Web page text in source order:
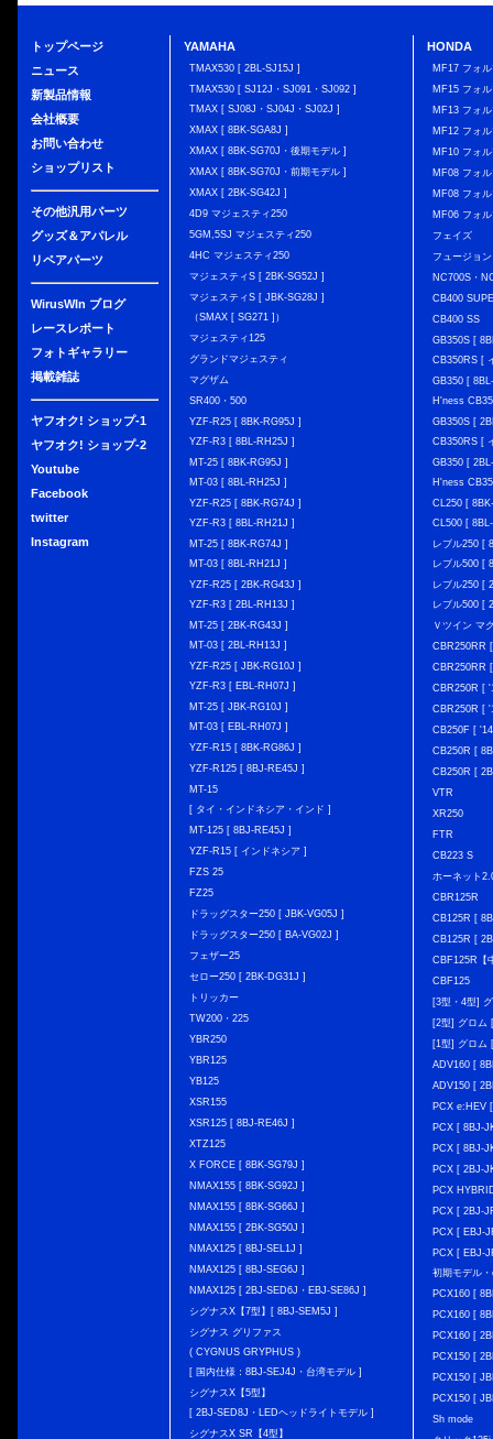
トップページ
ニュース
新製品情報
会社概要
お問い合わせ
ショップリスト
その他汎用パーツ
グッズ＆アパレル
リペアパーツ
WirusWIn ブログ
レースレポート
フォトギャラリー
掲載雑誌
ヤフオク! ショップ-1
ヤフオク! ショップ-2
Youtube
Facebook
twitter
Instagram
YAMAHA
TMAX530 [ 2BL-SJ15J ]
TMAX530 [ SJ12J・SJ091・SJ092 ]
TMAX [ SJ08J・SJ04J・SJ02J ]
XMAX [ 8BK-SGA8J ]
XMAX [ 8BK-SG70J・後期モデル ]
XMAX [ 8BK-SG70J・前期モデル ]
XMAX [ 2BK-SG42J ]
4D9 マジェスティ250
5GM,5SJ マジェスティ250
4HC マジェスティ250
マジェスティS [ 2BK-SG52J ]
マジェスティS [ JBK-SG28J ]
（SMAX [ SG271 ]）
マジェスティ125
グランドマジェスティ
マグザム
SR400・500
YZF-R25 [ 8BK-RG95J ]
YZF-R3 [ 8BL-RH25J ]
MT-25 [ 8BK-RG95J ]
MT-03 [ 8BL-RH25J ]
YZF-R25 [ 8BK-RG74J ]
YZF-R3 [ 8BL-RH21J ]
MT-25 [ 8BK-RG74J ]
MT-03 [ 8BL-RH21J ]
YZF-R25 [ 2BK-RG43J ]
YZF-R3 [ 2BL-RH13J ]
MT-25 [ 2BK-RG43J ]
MT-03 [ 2BL-RH13J ]
YZF-R25 [ JBK-RG10J ]
YZF-R3 [ EBL-RH07J ]
MT-25 [ JBK-RG10J ]
MT-03 [ EBL-RH07J ]
YZF-R15 [ 8BK-RG86J ]
YZF-R125 [ 8BJ-RE45J ]
MT-15
[ タイ・インドネシア・インド ]
MT-125 [ 8BJ-RE45J ]
YZF-R15 [ インドネシア ]
FZS 25
FZ25
ドラッグスター250 [ JBK-VG05J ]
ドラッグスター250 [ BA-VG02J ]
フェザー25
セロー250 [ 2BK-DG31J ]
トリッカー
TW200・225
YBR250
YBR125
YB125
XSR155
XSR125 [ 8BJ-RE46J ]
XTZ125
X FORCE [ 8BK-SG79J ]
NMAX155 [ 8BK-SG92J ]
NMAX155 [ 8BK-SG66J ]
NMAX155 [ 2BK-SG50J ]
NMAX125 [ 8BJ-SEL1J ]
NMAX125 [ 8BJ-SEG6J ]
NMAX125 [ 2BJ-SED6J・EBJ-SE86J ]
シグナスX【7型】[ 8BJ-SEM5J ]
シグナス グリファス
( CYGNUS GRYPHUS )
[ 国内仕様：8BJ-SEJ4J・台湾モデル ]
シグナスX【5型】
[ 2BJ-SED8J・LEDヘッドライトモデル ]
シグナスX SR【4型】
HONDA
MF17 フォ
MF15 フォ
MF13 フォ
MF12 フォ
MF10 フォ
MF08 フォ
MF08 フォ
MF06 フォ
フェイズ
フュージョン
NC700S・
CB400
CB400 SS
GB350S [
CB350RS [
GB350 [
H'ness
GB350S [
CB350RS [
GB350 [
H'ness
CL250 [
CL500 [
レブル250 [
レブル500 [
レブル250 [
レブル500 [
Ｖツイン マ
CBR250RR
CBR250RR
CBR250R [
CBR250R [
CB250F [
CB250R [
CB250R [
VTR
XR250
FTR
CB223 S
ホーネット
CBR125R
CB125R [
CB125R [
CBF125R【
CBF125
[3型・4型]
[2型] グロム
[1型] グロム
ADV160 [
ADV150 [
PCX e:HEV
PCX [ 8BJ-
PCX [ 8BJ-
PCX [ 2BJ-
PCX
PCX [ 2BJ-
PCX [ EBJ-
PCX [ EBJ-
初期モデル
PCX160 [
PCX160 [
PCX160 [
PCX150 [
PCX150 [
PCX150 [
Sh mode